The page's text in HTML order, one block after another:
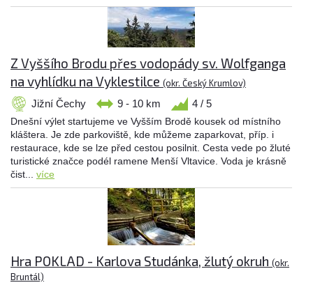
Z Vyššího Brodu přes vodopády sv. Wolfganga
na vyhlídku na Vyklestilce (okr. Český Krumlov)
Jižní Čechy 9 - 10 km 4 / 5
Dnešní výlet startujeme ve Vyšším Brodě kousek od místního
kláštera. Je zde parkoviště, kde můžeme zaparkovat, příp. i
restaurace, kde se lze před cestou posilnit. Cesta vede po žluté
turistické značce podél ramene Menší Vltavice. Voda je krásně
čist... více
Hra POKLAD - Karlova Studánka, žlutý okruh (okr.
Bruntál)